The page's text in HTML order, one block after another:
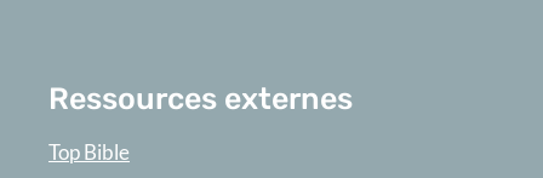
Ressources externes
Top Bible